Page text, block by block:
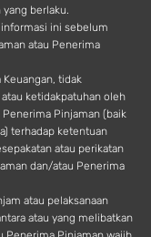
berlaku.
ini sebelum
atau Penerima
tidak
ketidakpatuhan oleh
Pinjaman (baik
terhadap ketentuan
atau perikatan
dan/atau Penerima
atau pelaksanaan
atau yang melibatkan